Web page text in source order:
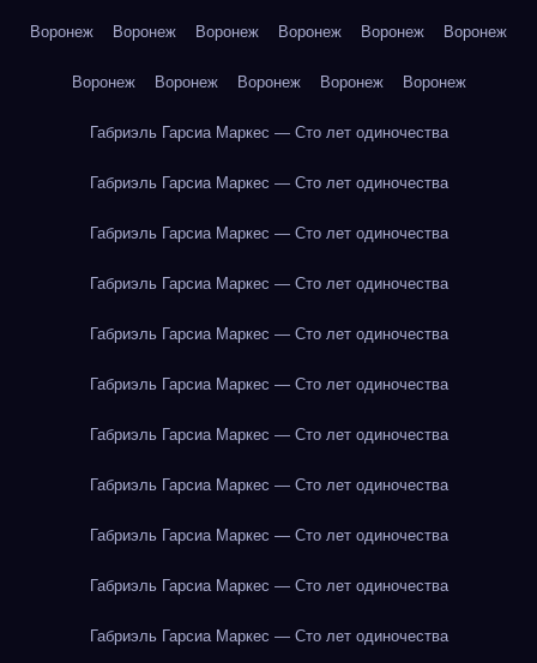
Воронеж Воронеж Воронеж Воронеж Воронеж Воронеж
Воронеж Воронеж Воронеж Воронеж Воронеж
Габриэль Гарсиа Маркес — Сто лет одиночества
Габриэль Гарсиа Маркес — Сто лет одиночества
Габриэль Гарсиа Маркес — Сто лет одиночества
Габриэль Гарсиа Маркес — Сто лет одиночества
Габриэль Гарсиа Маркес — Сто лет одиночества
Габриэль Гарсиа Маркес — Сто лет одиночества
Габриэль Гарсиа Маркес — Сто лет одиночества
Габриэль Гарсиа Маркес — Сто лет одиночества
Габриэль Гарсиа Маркес — Сто лет одиночества
Габриэль Гарсиа Маркес — Сто лет одиночества
Габриэль Гарсиа Маркес — Сто лет одиночества